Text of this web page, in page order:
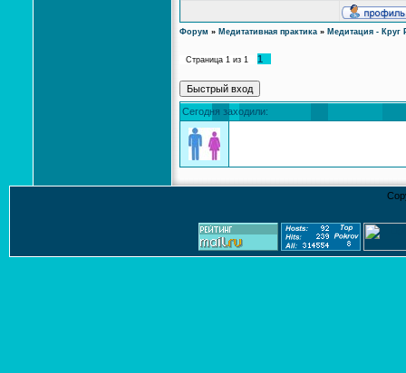
Форум » Медитативная практика » Медитация - Круг
Страница 1 из 1 1
Сегодня заходили: